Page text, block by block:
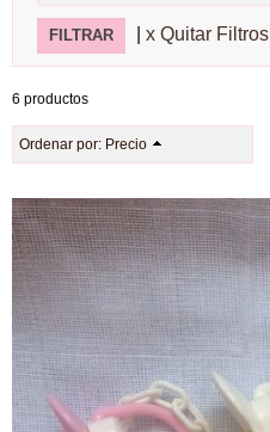
x Quitar Filtros
6 productos
Ordenar por: Precio